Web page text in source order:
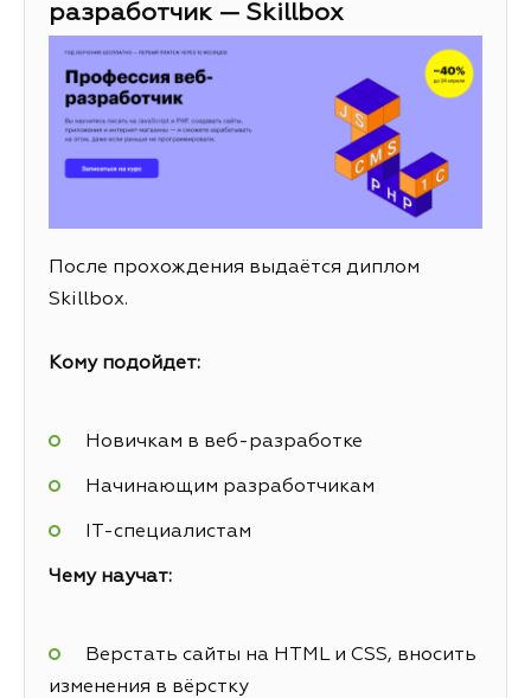
разработчик — Skillbox
После прохождения выдаётся диплом
Skillbox.
Кому подойдет:
Новичкам в веб-разработке
Начинающим разработчикам
IT-специалистам
Чему научат:
Верстать сайты на HTML и CSS, вносить
изменения в вёрстку